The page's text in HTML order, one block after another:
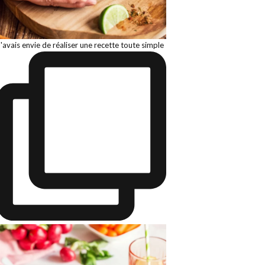
envie de réaliser une recette toute simple